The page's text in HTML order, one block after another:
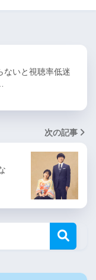
ないと視聴率低迷
次の記事